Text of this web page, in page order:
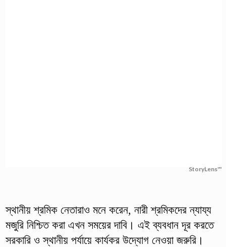
StoryLens™
স্থানীয় শ্রমিক নেতারাও মনে করেন, নারী শ্রমিকদের ন্যায্য
মজুরি নিশ্চিত করা এখন সময়ের দাবি। এই ব্যবধান দূর করতে
সরকারি ও স্থানীয় পর্যায়ে কার্যকর উদ্যোগ নেওয়া জরুরি।